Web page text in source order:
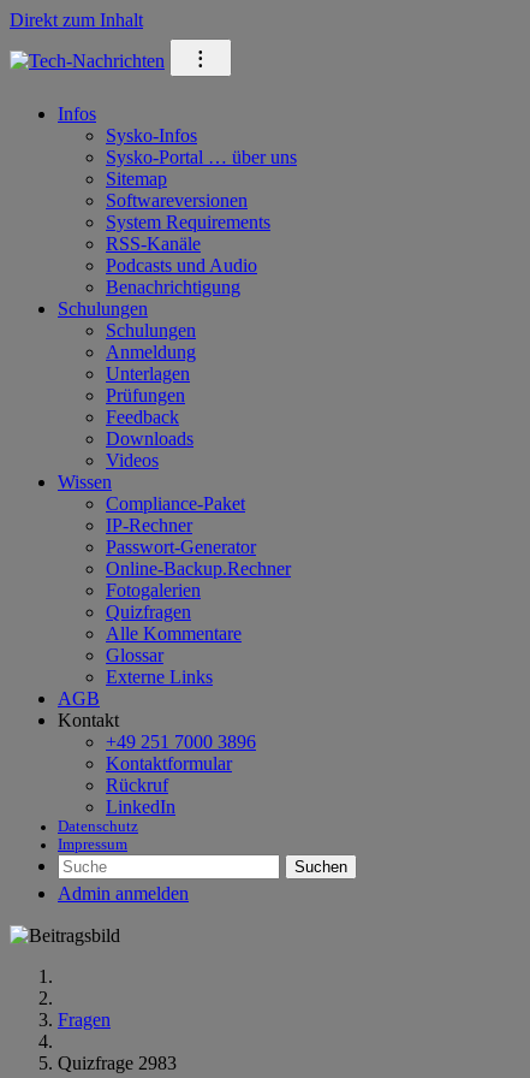
Direkt zum Inhalt
⁝
Infos
Sysko-Infos
Sysko-Portal … über uns
Sitemap
Softwareversionen
System Requirements
RSS-Kanäle
Podcasts und Audio
Benachrichtigung
Schulungen
Schulungen
Anmeldung
Unterlagen
Prüfungen
Feedback
Downloads
Videos
Wissen
Compliance-Paket
IP-Rechner
Passwort-Generator
Online-Backup.Rechner
Fotogalerien
Quizfragen
Alle Kommentare
Glossar
Externe Links
AGB
Kontakt
+49 251 7000 3896
Kontaktformular
Rückruf
LinkedIn
Datenschutz
Impressum
Suchen
Admin anmelden
Fragen
Quizfrage 2983